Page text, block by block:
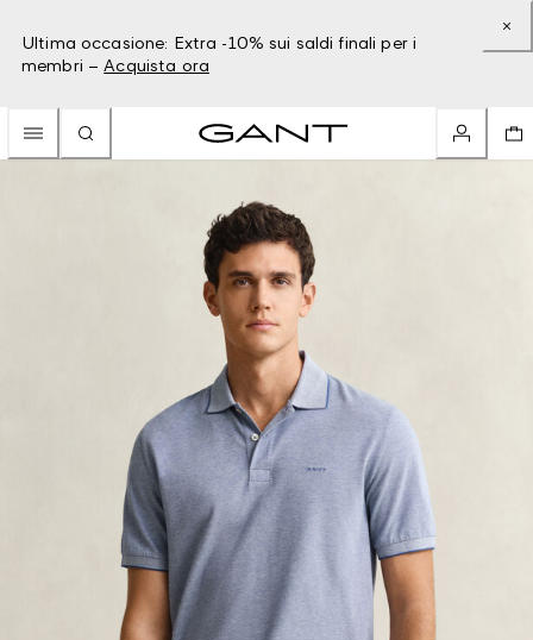
Ultima occasione: Extra -10% sui saldi finali per i
membri – Acquista ora